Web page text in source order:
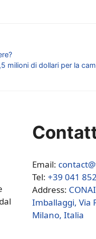
milioni di dollari per la
Email:
Tel: +39 041
Address:
Imballaggi, Via
Milano, Italia